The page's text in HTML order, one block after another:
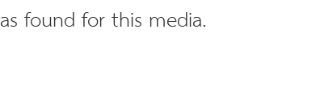
found for this media.